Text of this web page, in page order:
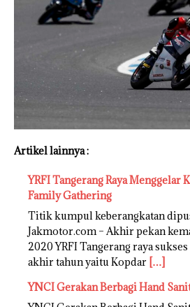
Artikel lainnya :
YRFI Tangerang Raya Menggelar
Family Gathering
Titik kumpul keberangkatan
Jakmotor.com – Akhir pekan
2020 YRFI Tangerang raya
akhir tahun yaitu Kopdar […]
YNCI Gerakan Berbagi Hand